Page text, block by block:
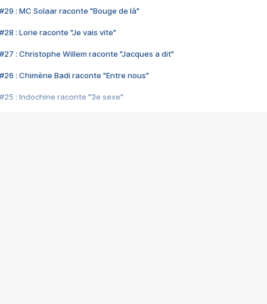
#29 : MC Solaar raconte "Bouge de là"
#28 : Lorie raconte "Je vais vite"
#27 : Christophe Willem raconte "Jacques a dit"
#26 : Chimène Badi raconte "Entre nous"
#25 : Indochine raconte "3e sexe"